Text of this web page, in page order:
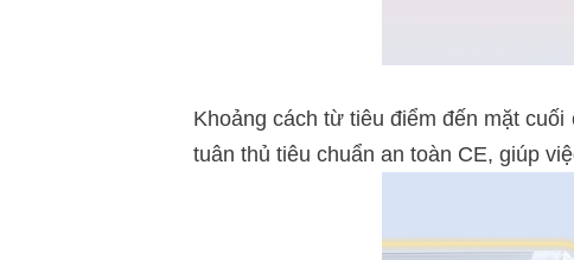
Khoảng cách từ tiêu điểm đến mặt
tuân thủ tiêu chuẩn an toàn CE, giúp